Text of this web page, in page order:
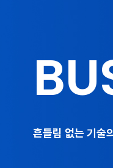
흔들림 없는 기술